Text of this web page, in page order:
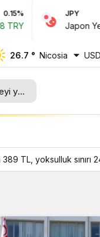
Japon Yeni
26.7 ° Nicosia USD
389 TL, yoksulluk